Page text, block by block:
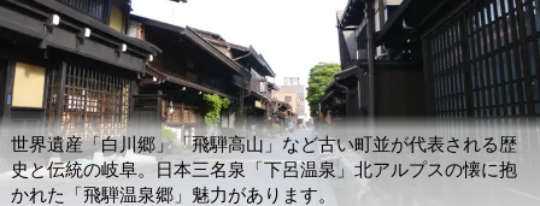
世界遺産「白川郷」「飛騨高山」など古い町並が代表される歴
史と伝統の岐阜。日本三名泉「下呂温泉」北アルプスの懐に抱
かれた「飛騨温泉郷」魅力があります。